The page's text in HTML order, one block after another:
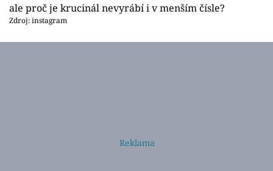
ale proč je krucinál nevyrábí i v menším čísle?
Zdroj: instagram